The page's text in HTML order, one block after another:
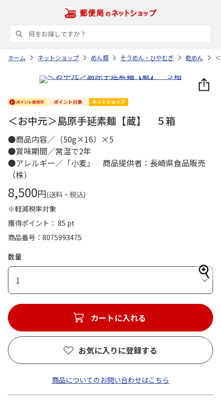
ホーム ネットショップ めん類 そうめん・ひやむぎ 乾めん
＜お中元＞島原手延素麺【蔵】 ５箱
●商品内容／（50g×16）×5
●賞味期間／常温で2年
●アレルギー／「小麦」 商品提供者：長崎県食品販売
（株）
8,500円(送料・税込)
※軽減税率対象
獲得ポイント： 85 pt
商品番号
8075993475
数量
1
カートに入れる
お気に入りに登録する
商品についてのお問い合わせはこちら